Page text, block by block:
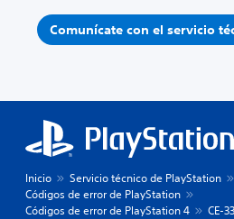
Comunícate con el servicio
Inicio
Servicio técnico de PlayStation
Códigos de error de PlayStation
Códigos de error de PlayStation 4
CE-